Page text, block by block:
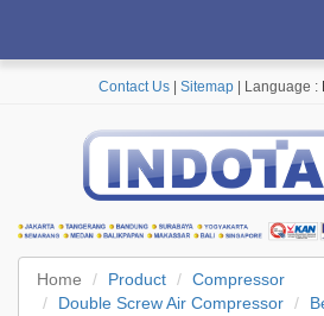
Contact Us Sitemap | Language :
Home Product
Compressor
Double Screw Air Compressor